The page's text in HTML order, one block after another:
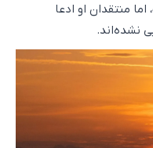
منتقدان او ادعا
نشده‌اند.